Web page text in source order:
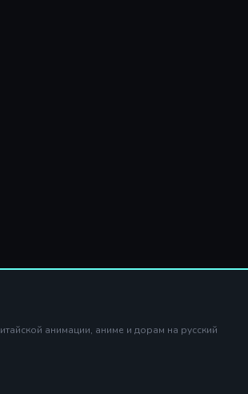
анимации, аниме и дорам на русский